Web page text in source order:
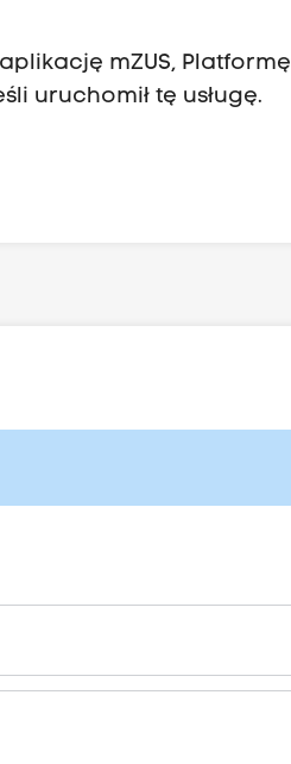
mZUS, Platformę
uruchomił tę usługę.